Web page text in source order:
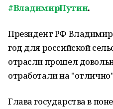
#ВладимирПутин.
Президент РФ Владимир
год для российской
отрасли прошел
отработали на
Глава государства в